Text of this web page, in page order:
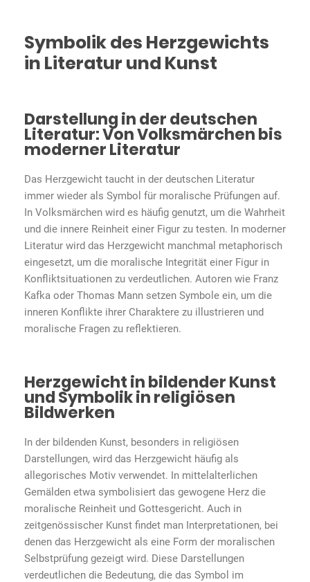
Symbolik des Herzgewichts
in Literatur und Kunst
Darstellung in der deutschen
Literatur: Von Volksmärchen bis
moderner Literatur
Das Herzgewicht taucht in der deutschen Literatur
immer wieder als Symbol für moralische Prüfungen auf.
In Volksmärchen wird es häufig genutzt, um die Wahrheit
und die innere Reinheit einer Figur zu testen. In moderner
Literatur wird das Herzgewicht manchmal metaphorisch
eingesetzt, um die moralische Integrität einer Figur in
Konfliktsituationen zu verdeutlichen. Autoren wie Franz
Kafka oder Thomas Mann setzen Symbole ein, um die
inneren Konflikte ihrer Charaktere zu illustrieren und
moralische Fragen zu reflektieren.
Herzgewicht in bildender Kunst
und Symbolik in religiösen
Bildwerken
In der bildenden Kunst, besonders in religiösen
Darstellungen, wird das Herzgewicht häufig als
allegorisches Motiv verwendet. In mittelalterlichen
Gemälden etwa symbolisiert das gewogene Herz die
moralische Reinheit und Gottesgericht. Auch in
zeitgenössischer Kunst findet man Interpretationen, bei
denen das Herzgewicht als eine Form der moralischen
Selbstprüfung gezeigt wird. Diese Darstellungen
verdeutlichen die Bedeutung, die das Symbol im